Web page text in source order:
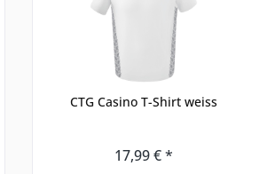
CTG Casino T-Shirt weiss
17,99 € *